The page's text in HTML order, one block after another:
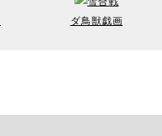
ダ鳥獣戯画